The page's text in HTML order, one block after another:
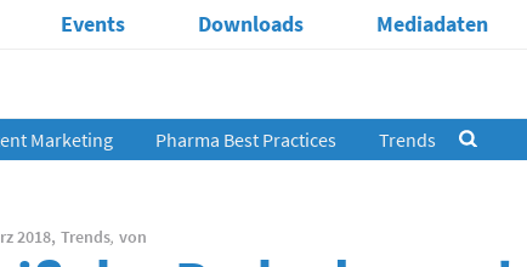
Events Downloads Mediadaten
Marketing Pharma Best Practices Trends
2018, Trends, von